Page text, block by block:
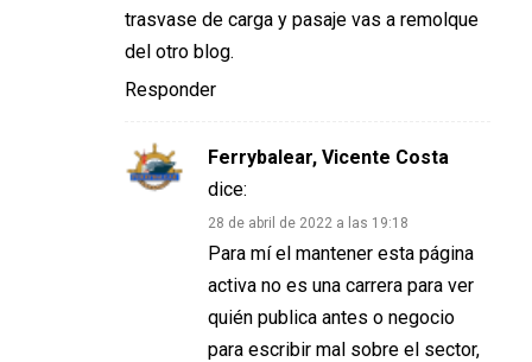
trasvase de carga y pasaje vas a remolque
del otro blog.
Responder
Ferrybalear, Vicente Costa
dice:
28 de abril de 2022 a las 19:18
Para mí el mantener esta página
activa no es una carrera para ver
quién publica antes o negocio
para escribir mal sobre el sector,